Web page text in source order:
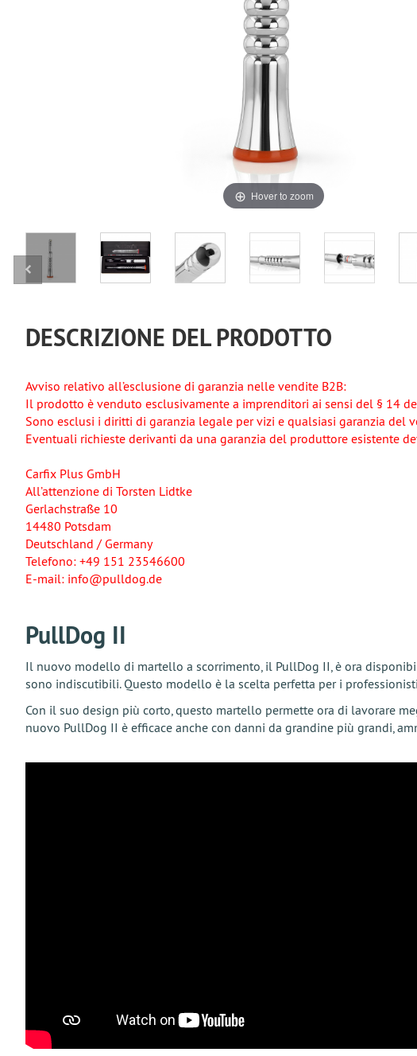
Hover to zoom
DESCRIZIONE DEL PRODOTTO
Avviso relativo all’esclusione di garanzia nelle vendite B2B:
Il prodotto è venduto esclusivamente a imprenditori ai sensi del § 14
Sono esclusi i diritti di garanzia legale per vizi e qualsiasi garanzia del
Eventuali richieste derivanti da una garanzia del produttore esistente
Carfix Plus GmbH
All’attenzione di Torsten Lidtke
Gerlachstraße 10
14480 Potsdam
Deutschland / Germany
Telefono: +49 151 23546600
E-mail: info@pulldog.de
PullDog II
Il nuovo modello di martello a scorrimento, il PullDog II, è ora
sono indiscutibili. Questo modello è la scelta perfetta per i
Con il suo design più corto, questo martello permette ora di lavorare
nuovo PullDog II è efficace anche con danni da grandine più grandi,